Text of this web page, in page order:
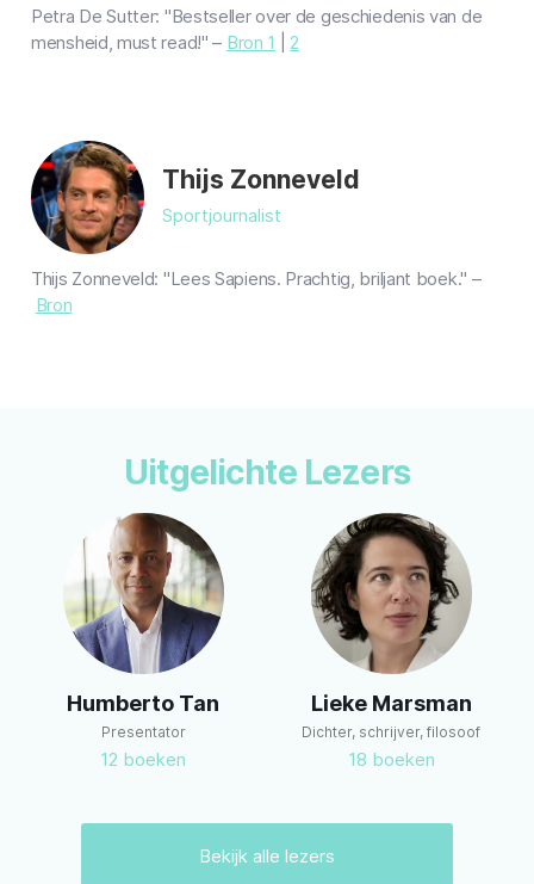
Petra De Sutter: "Bestseller over de geschiedenis van de
mensheid, must read!" – Bron 1 |2
Thijs Zonneveld
Sportjournalist
Thijs Zonneveld: "Lees Sapiens. Prachtig, briljant boek." –
Bron
Uitgelichte Lezers
Humberto Tan
Presentator
12 boeken
Lieke Marsman
Dichter, schrijver, filosoof
18 boeken
Bekijk alle lezers